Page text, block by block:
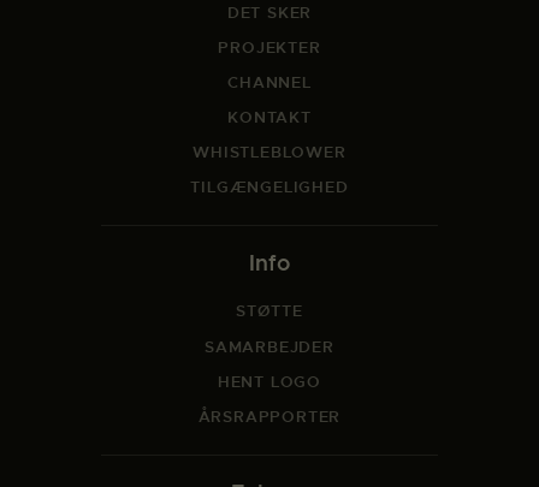
DET SKER
PROJEKTER
CHANNEL
KONTAKT
WHISTLEBLOWER
TILGÆNGELIGHED
Info
STØTTE
SAMARBEJDER
HENT LOGO
ÅRSRAPPORTER